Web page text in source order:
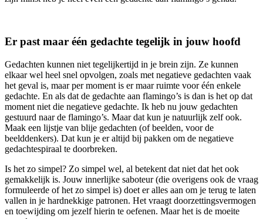
Er past maar één gedachte tegelijk in jouw hoofd
Gedachten kunnen niet tegelijkertijd in je brein zijn. Ze kunnen
elkaar wel heel snel opvolgen, zoals met negatieve gedachten vaak
het geval is, maar per moment is er maar ruimte voor één enkele
gedachte. En als dat de gedachte aan flamingo’s is dan is het op dat
moment niet die negatieve gedachte. Ik heb nu jouw gedachten
gestuurd naar de flamingo’s. Maar dat kun je natuurlijk zelf ook.
Maak een lijstje van blije gedachten (of beelden, voor de
beelddenkers). Dat kun je er altijd bij pakken om de negatieve
gedachtespiraal te doorbreken.
Is het zo simpel? Zo simpel wel, al betekent dat niet dat het ook
gemakkelijk is. Jouw innerlijke saboteur (die overigens ook de vraag
formuleerde of het zo simpel is) doet er alles aan om je terug te laten
vallen in je hardnekkige patronen. Het vraagt doorzettingsvermogen
en toewijding om jezelf hierin te oefenen. Maar het is de moeite